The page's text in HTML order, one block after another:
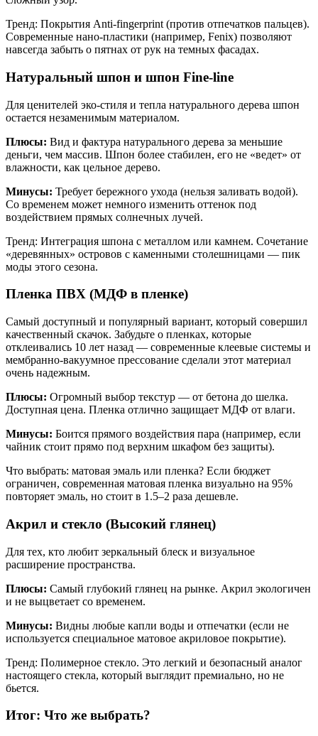
Тренд: Покрытия Anti-fingerprint (против отпечатков пальцев).
Современные нано-пластики (например, Fenix) позволяют
навсегда забыть о пятнах от рук на темных фасадах.
Натуральный шпон и шпон Fine-line
Для ценителей эко-стиля и тепла натурального дерева шпон
остается незаменимым материалом.
Плюсы: Вид и фактура натурального дерева за меньшие
деньги, чем массив. Шпон более стабилен, его не «ведет» от
влажности, как цельное дерево.
Минусы: Требует бережного ухода (нельзя заливать водой).
Со временем может немного изменить оттенок под
воздействием прямых солнечных лучей.
Тренд: Интеграция шпона с металлом или камнем. Сочетание
«деревянных» островов с каменными столешницами — пик
моды этого сезона.
Пленка ПВХ (МДФ в пленке)
Самый доступный и популярный вариант, который совершил
качественный скачок. Забудьте о пленках, которые
отклеивались 10 лет назад — современные клеевые системы и
мембранно-вакуумное прессование сделали этот материал
очень надежным.
Плюсы: Огромный выбор текстур — от бетона до шелка.
Доступная цена. Пленка отлично защищает МДФ от влаги.
Минусы: Боится прямого воздействия пара (например, если
чайник стоит прямо под верхним шкафом без защиты).
Что выбрать: матовая эмаль или пленка? Если бюджет
ограничен, современная матовая пленка визуально на 95%
повторяет эмаль, но стоит в 1.5–2 раза дешевле.
Акрил и стекло (Высокий глянец)
Для тех, кто любит зеркальный блеск и визуальное
расширение пространства.
Плюсы: Самый глубокий глянец на рынке. Акрил экологичен
и не выцветает со временем.
Минусы: Видны любые капли воды и отпечатки (если не
используется специальное матовое акриловое покрытие).
Тренд: Полимерное стекло. Это легкий и безопасный аналог
настоящего стекла, который выглядит премиально, но не
бьется.
Итог: Что же выбрать?